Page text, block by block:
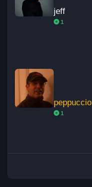
jeff
1
peppuccio
1